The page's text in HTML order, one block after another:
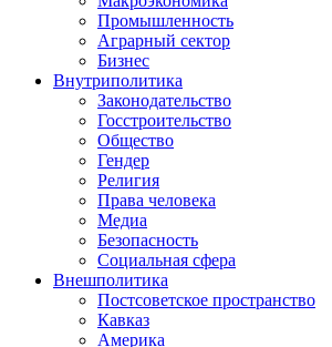
Промышленность
Аграрный сектор
Бизнес
Внутриполитика
Законодательство
Госстроительство
Общество
Гендер
Религия
Права человека
Медиа
Безопасность
Социальная сфера
Внешполитика
Постсоветское пространство
Кавказ
Америка